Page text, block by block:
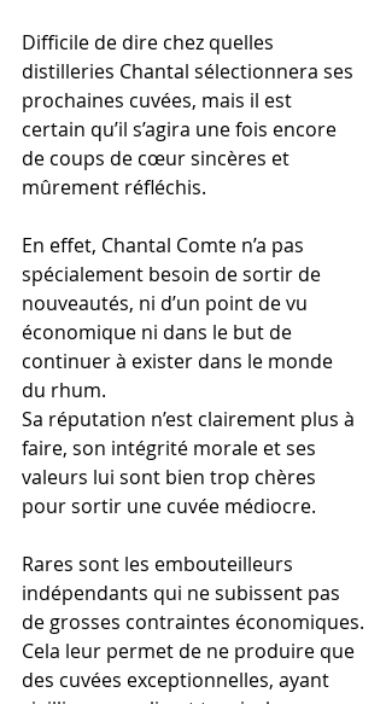
Difficile de dire chez quelles
distilleries Chantal sélectionnera ses
prochaines cuvées, mais il est
certain qu’il s’agira une fois encore
de coups de cœur sincères et
mûrement réfléchis.
En effet, Chantal Comte n’a pas
spécialement besoin de sortir de
nouveautés, ni d’un point de vu
économique ni dans le but de
continuer à exister dans le monde
du rhum.
Sa réputation n’est clairement plus à
faire, son intégrité morale et ses
valeurs lui sont bien trop chères
pour sortir une cuvée médiocre.
Rares sont les embouteilleurs
indépendants qui ne subissent pas
de grosses contraintes économiques.
Cela leur permet de ne produire que
des cuvées exceptionnelles, ayant